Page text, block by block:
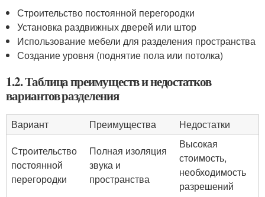
Строительство постоянной перегородки
Установка раздвижных дверей или штор
Использование мебели для разделения пространства
Создание уровня (поднятие пола или потолка)
1.2. Таблица преимуществ и недостатков
вариантов разделения
Вариант Преимущества
Недостатки
Строительство
постоянной
перегородки
Полная изоляция
звука и
пространства
Высокая
стоимость,
необходимость
разрешений